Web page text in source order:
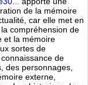
de la mémoire
car elle met en
compréhension de
et la mémoire
sortes de
de
des personnages,
externe,